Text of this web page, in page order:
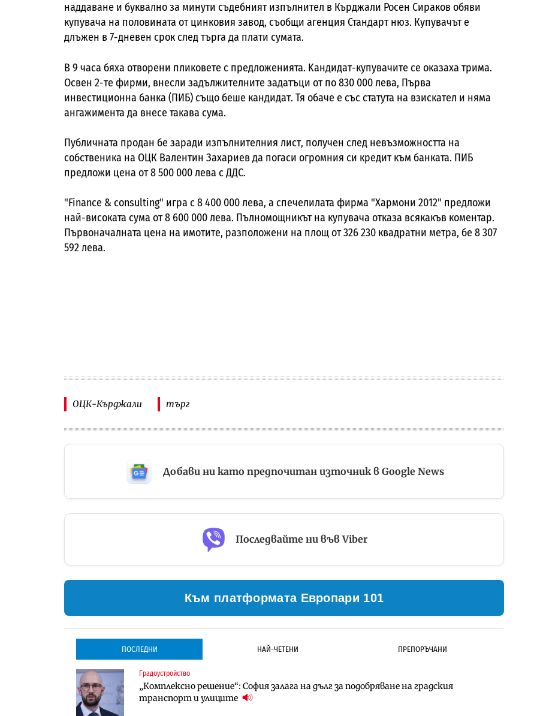
наддаване и буквално за минути съдебният изпълнител в Кърджали Росен Сираков обяви
купувача на половината от цинковия завод, съобщи агенция Стандарт нюз. Купувачът е
длъжен в 7-дневен срок след търга да плати сумата.
В 9 часа бяха отворени пликовете с предложенията. Kандидат-купувачите се оказаха трима.
Освен 2-те фирми, внесли задължителните задатъци от по 830 000 лева, Първа
инвестиционна банка (ПИБ) също беше кандидат. Тя обаче е със статута на взискател и няма
ангажимента да внесе такава сума.
Публичната продан бе заради изпълнителния лист, получен след невъзможността на
собственика на ОЦК Валентин Захариев да погаси огромния си кредит към банката. ПИБ
предложи цена от 8 500 000 лева с ДДС.
"Finance & consulting" игра с 8 400 000 лева, а спечелилата фирма "Хармони 2012" предложи
най-високата сума от 8 600 000 лева. Пълномощникът на купувача отказа всякакъв коментар.
Първоначалната цена на имотите, разположени на площ от 326 230 квадратни метра, бе 8 307
592 лева.
ОЦК-Кърджали търг
Добави ни като предпочитан източник в Google News
Последвайте ни във Viber
Към платформата Европари 101
ПОСЛЕДНИ НАЙ-ЧЕТЕНИ ПРЕПОРЪЧАНИ
Градоустройство
„Комплексно решение“: София залага на дълг за подобряване на градския
транспорт и улиците
Градоустройство
Столична община избра изпълнител за преместването на трамвайното
трасе по бул. „Скобелев“
Инфраструктура
Проектирането на тунела под Петрохан ще върви паралелно с екологичните
оценки